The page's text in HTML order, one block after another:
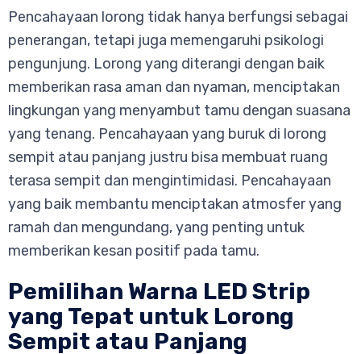
Pencahayaan lorong tidak hanya berfungsi sebagai
penerangan, tetapi juga memengaruhi psikologi
pengunjung. Lorong yang diterangi dengan baik
memberikan rasa aman dan nyaman, menciptakan
lingkungan yang menyambut tamu dengan suasana
yang tenang. Pencahayaan yang buruk di lorong
sempit atau panjang justru bisa membuat ruang
terasa sempit dan mengintimidasi. Pencahayaan
yang baik membantu menciptakan atmosfer yang
ramah dan mengundang, yang penting untuk
memberikan kesan positif pada tamu.
Pemilihan Warna LED Strip
yang Tepat untuk Lorong
Sempit atau Panjang